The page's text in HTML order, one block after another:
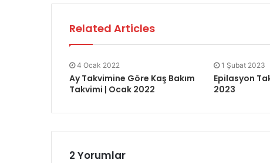
Related Articles
4 Ocak 2022
Ay Takvimine Göre Kaş Bakım
Takvimi | Ocak 2022
1 Şubat 2023
Epilasyon
2023
2 Yorumlar